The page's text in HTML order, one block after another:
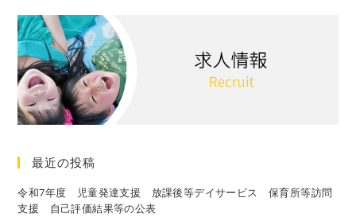
最近の投稿
令和7年度 児童発達支援 放課後等デイサービス 保育所等訪問
支援 自己評価結果等の公表